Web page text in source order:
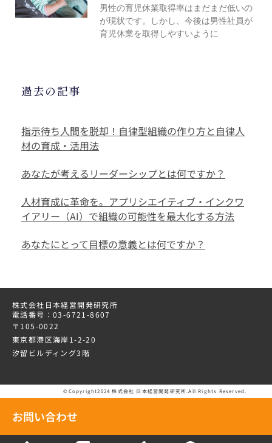
男性の育児休業取得率はまだまだ低いの
が現状です。しかし、今後は男性社員が
育児休業を取得しやすいように
過去の記事
指示待ち人間を脱却！自律型組織の作り方と自律人
材の育成・活用法
あなたが考えるリーダーシップとは何ですか？
人材育成に革命を。アプリシエイティブ・インクワ
イアリー（AI）で組織の可能性を最大化する方法
あなたにとって目標の意義とは何ですか？
株式会社日本経営開発研究所
電話番号：03-6721-8607
〒105-0022
東京都港区海岸1-2-20
汐留ビルディング3階
©Copyright2024 株式会社 日本経営開発研究所.All Rights Reserved.
お問い合わせ